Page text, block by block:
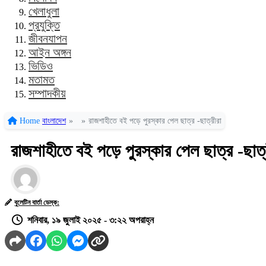
খেলাধুলা
প্রযুক্তি
জীবনযাপন
আইন অঙ্গন
ভিডিও
মতামত
সম্পাদকীয়
Home বাংলাদেশ » » রাজশাহীতে বই পড়ে পুরস্কার পেল ছাত্র -ছাত্রীরা
রাজশাহীতে বই পড়ে পুরস্কার পেল ছাত্র -
বুলেটিন বার্তা ডেস্ক:
শনিবার, ১৯ জুলাই ২০২৫ - ৩:২২ অপরাহ্ন